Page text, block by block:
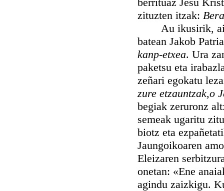
zituzten itzak:
Au ikusirik,
batean Jakob
kanp-etxea. Ura
paketsu eta
zeñari egokatu
zure etzauntzak,o
begiak zeruronz
semeak ugaritu
biotz eta
Jaungoikoaren
Eleizaren
onetan: «Ene
agindu zaizkigu.